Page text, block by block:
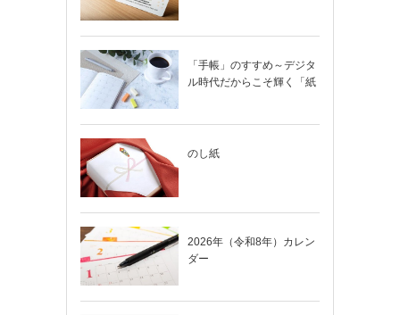
「手帳」のすすめ～デジタ
ル時代だからこそ輝く「紙
のし紙
2026年（令和8年）カレン
ダー